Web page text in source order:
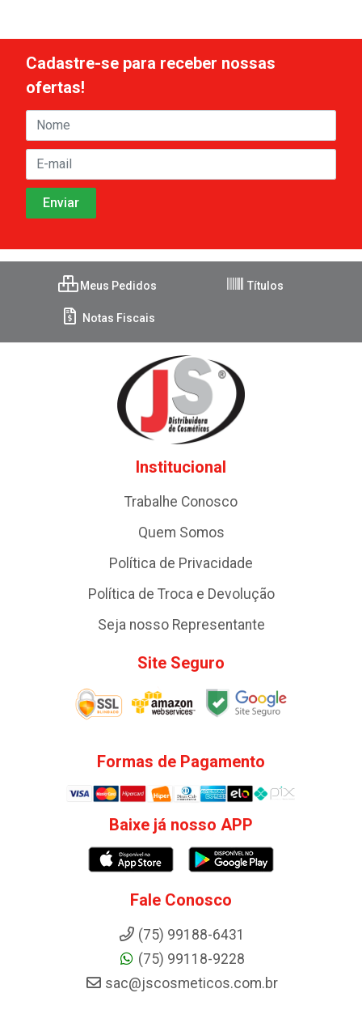
Cadastre-se para receber nossas
ofertas!
Meus Pedidos Títulos
Notas Fiscais
Institucional
Trabalhe Conosco
Quem Somos
Política de Privacidade
Política de Troca e Devolução
Seja nosso Representante
Site Seguro
Formas de Pagamento
Baixe já nosso APP
Fale Conosco
(75) 99188-6431
(75) 99118-9228
sac@jscosmeticos.com.br